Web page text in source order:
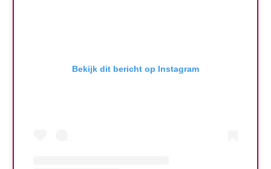
Bekijk dit bericht op Instagram